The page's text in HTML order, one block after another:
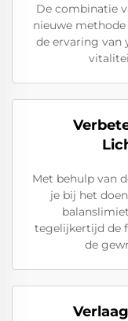
De combinatie
nieuwe
de ervaring van
Met behulp van
je bij het
tegelijkertijd de
de